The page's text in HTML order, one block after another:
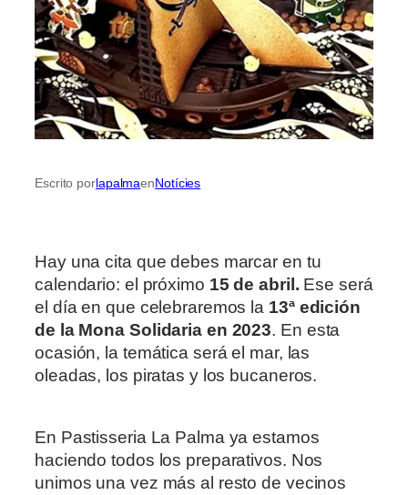
Escrito porlapalmaenNotícies
Hay una cita que debes marcar en tu
calendario: el próximo 15 de abril. Ese será
el día en que celebraremos la 13ª edición
de la Mona Solidaria en 2023. En esta
ocasión, la temática será el mar, las
oleadas, los piratas y los bucaneros.
En Pastisseria La Palma ya estamos
haciendo todos los preparativos. Nos
unimos una vez más al resto de vecinos